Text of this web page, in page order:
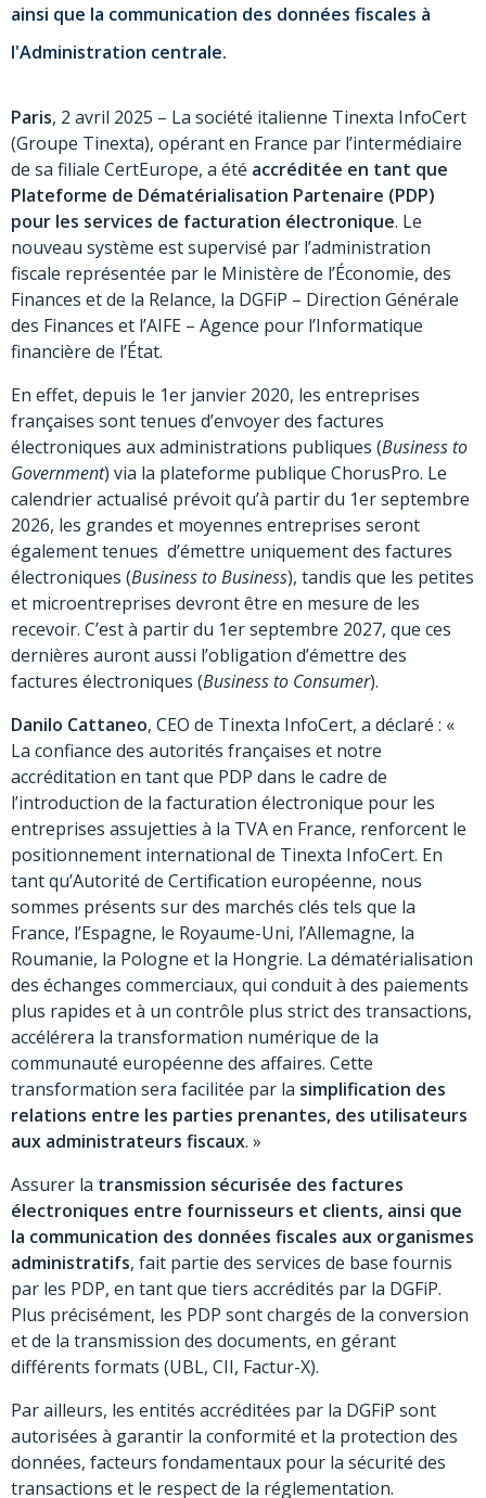
ainsi que la communication des données fiscales à
l'Administration centrale.
Paris, 2 avril 2025 – La société italienne Tinexta InfoCert
(Groupe Tinexta), opérant en France par l’intermédiaire
de sa filiale CertEurope, a été accréditée en tant que
Plateforme de Dématérialisation Partenaire (PDP)
pour les services de facturation électronique. Le
nouveau système est supervisé par l’administration
fiscale représentée par le Ministère de l’Économie, des
Finances et de la Relance, la DGFiP – Direction Générale
des Finances et l’AIFE – Agence pour l’Informatique
financière de l’État.
En effet, depuis le 1er janvier 2020, les entreprises
françaises sont tenues d’envoyer des factures
électroniques aux administrations publiques (Business to
Government) via la plateforme publique ChorusPro. Le
calendrier actualisé prévoit qu’à partir du 1er septembre
2026, les grandes et moyennes entreprises seront
également tenues d’émettre uniquement des factures
électroniques (Business to Business), tandis que les petites
et microentreprises devront être en mesure de les
recevoir. C’est à partir du 1er septembre 2027, que ces
dernières auront aussi l’obligation d’émettre des
factures électroniques (Business to Consumer).
Danilo Cattaneo, CEO de Tinexta InfoCert, a déclaré : «
La confiance des autorités françaises et notre
accréditation en tant que PDP dans le cadre de
l’introduction de la facturation électronique pour les
entreprises assujetties à la TVA en France, renforcent le
positionnement international de Tinexta InfoCert. En
tant qu’Autorité de Certification européenne, nous
sommes présents sur des marchés clés tels que la
France, l’Espagne, le Royaume-Uni, l’Allemagne, la
Roumanie, la Pologne et la Hongrie. La dématérialisation
des échanges commerciaux, qui conduit à des paiements
plus rapides et à un contrôle plus strict des transactions,
accélérera la transformation numérique de la
communauté européenne des affaires. Cette
transformation sera facilitée par la simplification des
relations entre les parties prenantes, des utilisateurs
aux administrateurs fiscaux. »
Assurer la transmission sécurisée des factures
électroniques entre fournisseurs et clients, ainsi que
la communication des données fiscales aux organismes
administratifs, fait partie des services de base fournis
par les PDP, en tant que tiers accrédités par la DGFiP.
Plus précisément, les PDP sont chargés de la conversion
et de la transmission des documents, en gérant
différents formats (UBL, CII, Factur-X).
Par ailleurs, les entités accréditées par la DGFiP sont
autorisées à garantir la conformité et la protection des
données, facteurs fondamentaux pour la sécurité des
transactions et le respect de la réglementation.